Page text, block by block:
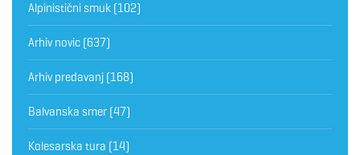
Alpinistični smuk (102)
Arhiv novic (637)
Arhiv predavanj (168)
Balvanska smer (47)
Kolesarska tura (14)